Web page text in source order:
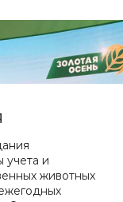
учета и
животных